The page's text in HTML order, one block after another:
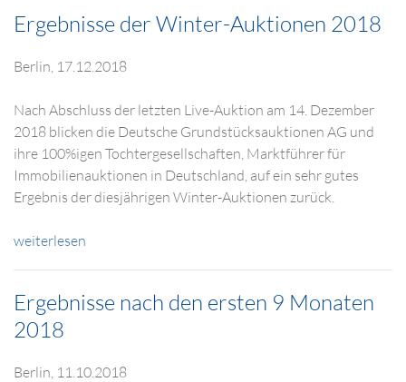
Ergebnisse der Winter-Auktionen 2018
Berlin, 17.12.2018
Nach Abschluss der letzten Live-Auktion am 14. Dezember
2018 blicken die Deutsche Grundstücksauktionen AG und
ihre 100%igen Tochtergesellschaften, Marktführer für
Immobilienauktionen in Deutschland, auf ein sehr gutes
Ergebnis der diesjährigen Winter-Auktionen zurück.
weiterlesen
Ergebnisse nach den ersten 9 Monaten
2018
Berlin, 11.10.2018